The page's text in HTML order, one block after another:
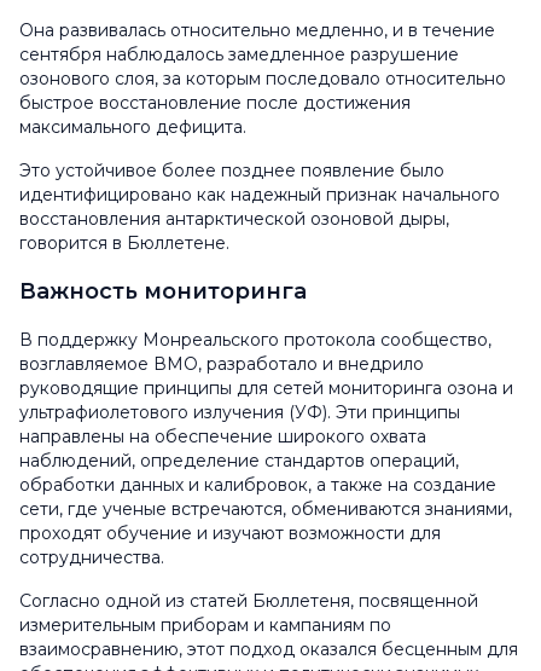
Она развивалась относительно медленно, и в течение
сентября наблюдалось замедленное разрушение
озонового слоя, за которым последовало относительно
быстрое восстановление после достижения
максимального дефицита.
Это устойчивое более позднее появление было
идентифицировано как надежный признак начального
восстановления антарктической озоновой дыры,
говорится в Бюллетене.
Важность мониторинга
В поддержку Монреальского протокола сообщество,
возглавляемое ВМО, разработало и внедрило
руководящие принципы для сетей мониторинга озона и
ультрафиолетового излучения (УФ). Эти принципы
направлены на обеспечение широкого охвата
наблюдений, определение стандартов операций,
обработки данных и калибровок, а также на создание
сети, где ученые встречаются, обмениваются знаниями,
проходят обучение и изучают возможности для
сотрудничества.
Согласно одной из статей Бюллетеня, посвященной
измерительным приборам и кампаниям по
взаимосравнению, этот подход оказался бесценным для